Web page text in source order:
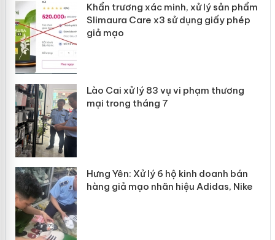
Khẩn trương xác minh, xử lý sản phẩm
Slimaura Care x3 sử dụng giấy phép
giả mạo
Lào Cai xử lý 83 vụ vi phạm thương
mại trong tháng 7
Hưng Yên: Xử lý 6 hộ kinh doanh bán
hàng giả mạo nhãn hiệu Adidas, Nike